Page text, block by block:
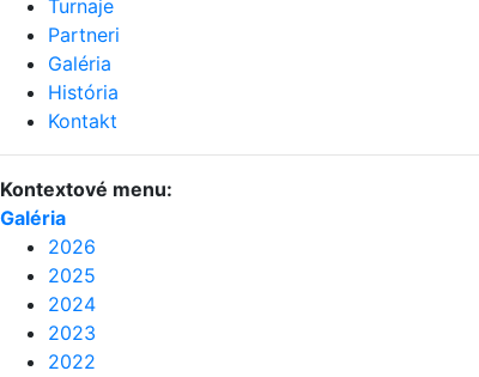
Turnaje
Partneri
Galéria
História
Kontakt
Kontextové menu:
Galéria
2026
2025
2024
2023
2022